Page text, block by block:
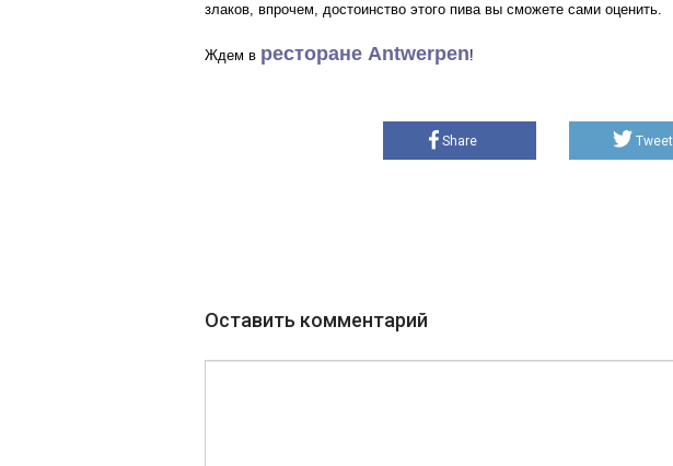
злаков, впрочем, достоинство этого пива вы сможете сами оценить.
Ждем в ресторане Antwerpen!
Share Tweet
Оставить комментарий